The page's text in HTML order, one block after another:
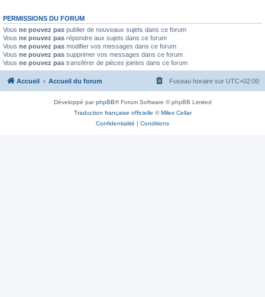
PERMISSIONS DU FORUM
Vous ne pouvez pas publier de nouveaux sujets dans ce forum
Vous ne pouvez pas répondre aux sujets dans ce forum
Vous ne pouvez pas modifier vos messages dans ce forum
Vous ne pouvez pas supprimer vos messages dans ce forum
Vous ne pouvez pas transférer de pièces jointes dans ce forum
Accueil Accueil du forum Fuseau horaire sur UTC+02:00
Développé parphpBB® Forum Software © phpBB Limited
Traduction française officielle ©Miles Cellar
Confidentialité | Conditions